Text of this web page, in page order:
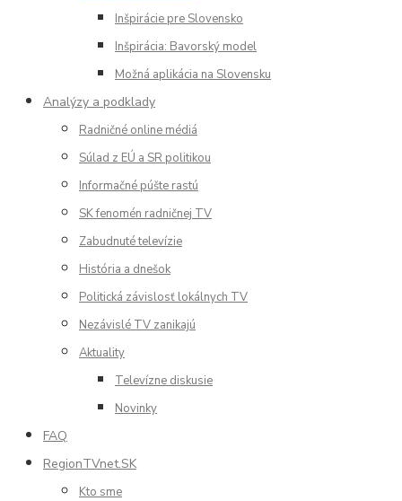
Inšpirácie pre Slovensko
Inšpirácia: Bavorský model
Možná aplikácia na Slovensku
Analýzy a podklady
Radničné online médiá
Súlad z EÚ a SR politikou
Informačné púšte rastú
SK fenomén radničnej TV
Zabudnuté televízie
História a dnešok
Politická závislosť lokálnych TV
Nezávislé TV zanikajú
Aktuality
Televízne diskusie
Novinky
FAQ
RegionTVnet.SK
Kto sme